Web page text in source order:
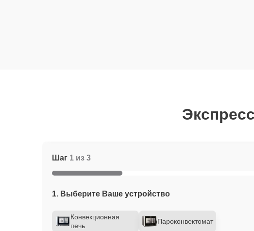
Шаг 1 из 3
1. Выберите Ваше устройство
Конвекционная
печь
Пароконвектомат